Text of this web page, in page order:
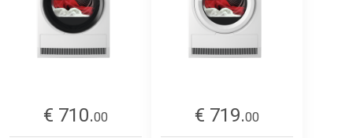
€ 710.00
€ 719.00